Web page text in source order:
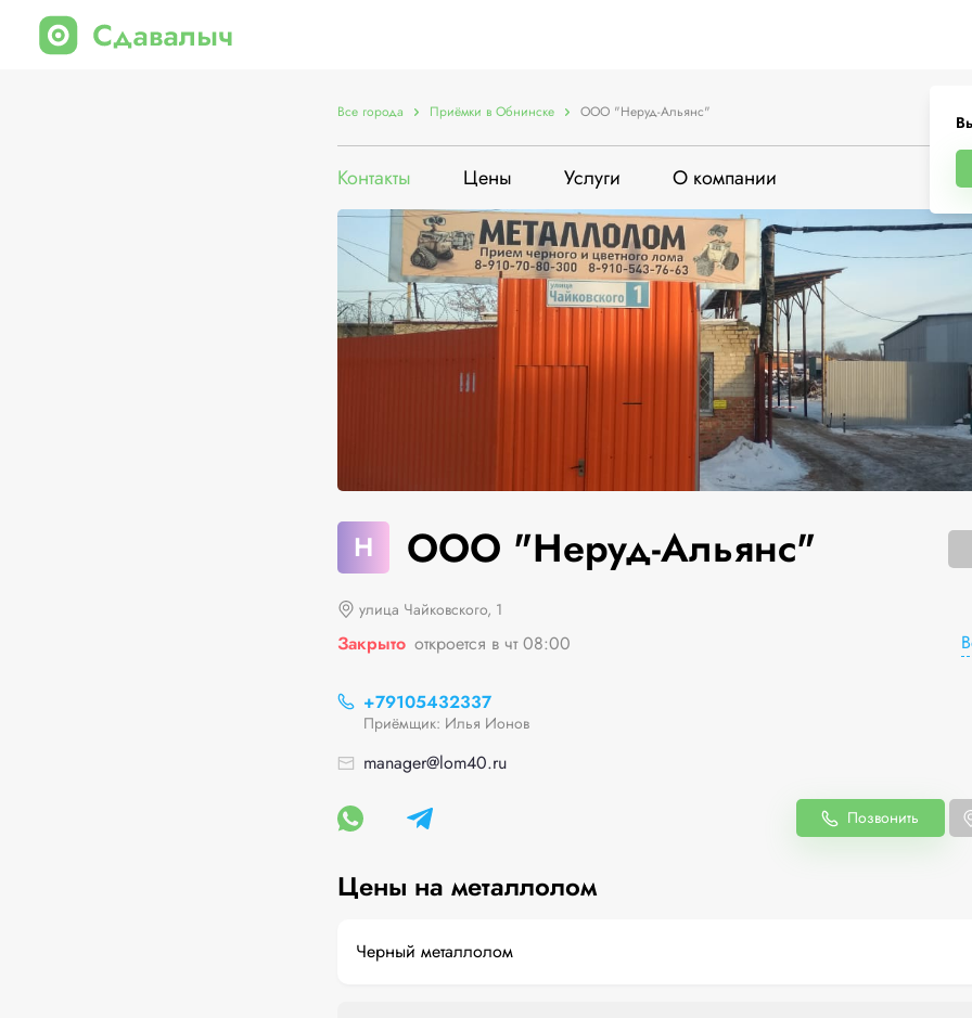
Все города Приёмки в Обнинске ООО "Неруд-Альянс"
Контакты Цены Услуги О компании
Н ООО "Неруд-Альянс"
улица Чайковского, 1
Закрыто откроется в чт 08:00
+79105432337
Приёмщик: Илья Ионов
manager@lom40.ru
Позвонить
Цены на металлолом
Черный металлолом